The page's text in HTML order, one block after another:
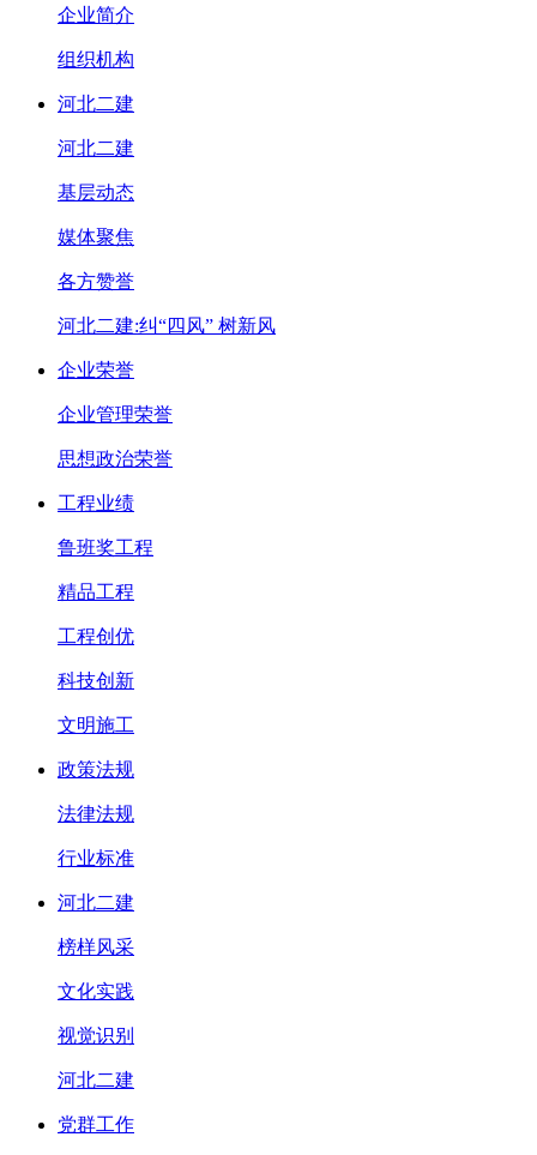
企业简介
组织机构
河北二建
河北二建
基层动态
媒体聚焦
各方赞誉
河北二建:纠“四风” 树新风
企业荣誉
企业管理荣誉
思想政治荣誉
工程业绩
鲁班奖工程
精品工程
工程创优
科技创新
文明施工
政策法规
法律法规
行业标准
河北二建
榜样风采
文化实践
视觉识别
河北二建
党群工作